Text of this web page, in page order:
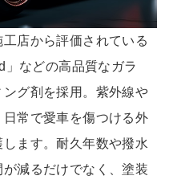
店から評価されている
」などの高品質なガラ
グ剤を採用。紫外線や
常で愛車を傷つける外
ます。耐久年数や撥水
減るだけでなく、塗装